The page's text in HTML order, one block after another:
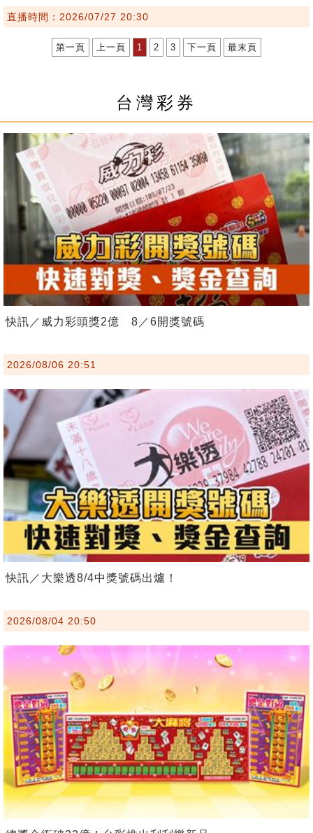
直播時間：2026/07/27 20:30
第一頁 上一頁 1 2 3 下一頁 最末頁
台灣彩券
快訊／威力彩頭獎2億 8／6開獎號碼
2026/08/06 20:51
快訊／大樂透8/4中獎號碼出爐！
2026/08/04 20:50